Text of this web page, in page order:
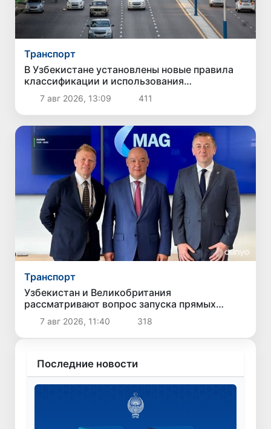
Транспорт
В Узбекистане установлены новые правила
классификации и использования
автомобильных дорог
7 авг 2026, 13:09 411
Транспорт
Узбекистан и Великобритания
рассматривают вопрос запуска прямых
авиарейсов по маршруту «Ташкент -
Манчестер»
7 авг 2026, 11:40 318
Последние новости